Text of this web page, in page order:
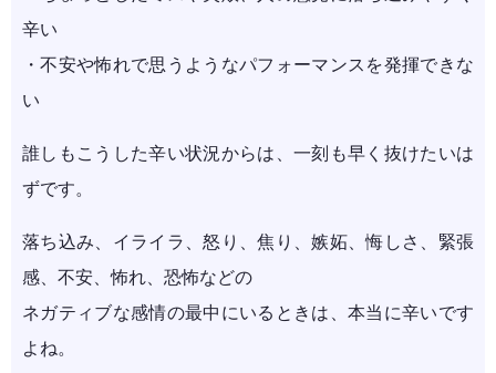
辛い
・不安や怖れで思うようなパフォーマンスを発揮できな
い
誰しもこうした辛い状況からは、一刻も早く抜けたいは
ずです。
落ち込み、イライラ、怒り、焦り、嫉妬、悔しさ、緊張
感、不安、怖れ、恐怖などの
ネガティブな感情の最中にいるときは、本当に辛いです
よね。